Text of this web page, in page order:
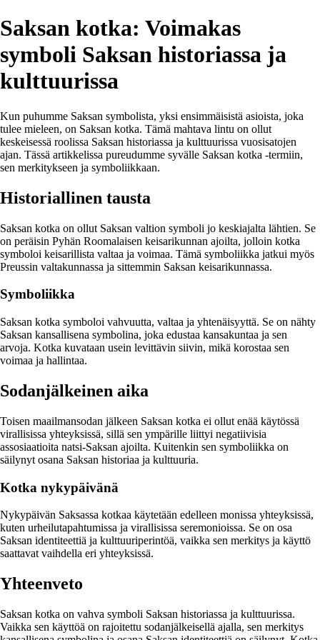
Saksan kotka: Voimakas
symboli Saksan historiassa ja
kulttuurissa
Kun puhumme Saksan symbolista, yksi ensimmäisistä asioista, joka
tulee mieleen, on Saksan kotka. Tämä mahtava lintu on ollut
keskeisessä roolissa Saksan historiassa ja kulttuurissa vuosisatojen
ajan. Tässä artikkelissa pureudumme syvälle Saksan kotka -termiin,
sen merkitykseen ja symboliikkaan.
Historiallinen tausta
Saksan kotka on ollut Saksan valtion symboli jo keskiajalta lähtien. Se
on peräisin Pyhän Roomalaisen keisarikunnan ajoilta, jolloin kotka
symboloi keisarillista valtaa ja voimaa. Tämä symboliikka jatkui myös
Preussin valtakunnassa ja sittemmin Saksan keisarikunnassa.
Symboliikka
Saksan kotka symboloi vahvuutta, valtaa ja yhtenäisyyttä. Se on nähty
Saksan kansallisena symbolina, joka edustaa kansakuntaa ja sen
arvoja. Kotka kuvataan usein levittävin siivin, mikä korostaa sen
voimaa ja hallintaa.
Sodanjälkeinen aika
Toisen maailmansodan jälkeen Saksan kotka ei ollut enää käytössä
virallisissa yhteyksissä, sillä sen ympärille liittyi negatiivisia
assosiaatioita natsi-Saksan ajoilta. Kuitenkin sen symboliikka on
säilynyt osana Saksan historiaa ja kulttuuria.
Kotka nykypäivänä
Nykypäivän Saksassa kotkaa käytetään edelleen monissa yhteyksissä,
kuten urheilutapahtumissa ja virallisissa seremonioissa. Se on osa
Saksan identiteettiä ja kulttuuriperintöä, vaikka sen merkitys ja käyttö
saattavat vaihdella eri yhteyksissä.
Yhteenveto
Saksan kotka on vahva symboli Saksan historiassa ja kulttuurissa.
Vaikka sen käyttöä on rajoitettu sodanjälkeisellä ajalla, sen merkitys